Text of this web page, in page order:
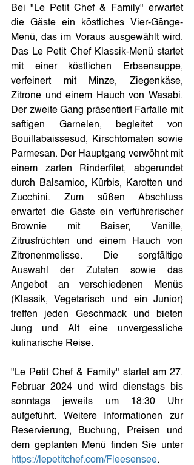
Bei "Le Petit Chef & Family" erwartet
die Gäste ein köstliches Vier-Gänge-
Menü, das im Voraus ausgewählt wird.
Das Le Petit Chef Klassik-Menü startet
mit einer köstlichen Erbsensuppe,
verfeinert mit Minze, Ziegenkäse,
Zitrone und einem Hauch von Wasabi.
Der zweite Gang präsentiert Farfalle mit
saftigen Garnelen, begleitet von
Bouillabaissesud, Kirschtomaten sowie
Parmesan. Der Hauptgang verwöhnt mit
einem zarten Rinderfilet, abgerundet
durch Balsamico, Kürbis, Karotten und
Zucchini. Zum süßen Abschluss
erwartet die Gäste ein verführerischer
Brownie mit Baiser, Vanille,
Zitrusfrüchten und einem Hauch von
Zitronenmelisse. Die sorgfältige
Auswahl der Zutaten sowie das
Angebot an verschiedenen Menüs
(Klassik, Vegetarisch und ein Junior)
treffen jeden Geschmack und bieten
Jung und Alt eine unvergessliche
kulinarische Reise.
"Le Petit Chef & Family" startet am 27.
Februar 2024 und wird dienstags bis
sonntags jeweils um 18:30 Uhr
aufgeführt. Weitere Informationen zur
Reservierung, Buchung, Preisen und
dem geplanten Menü finden Sie unter
https://lepetitchef.com/Fleesensee.